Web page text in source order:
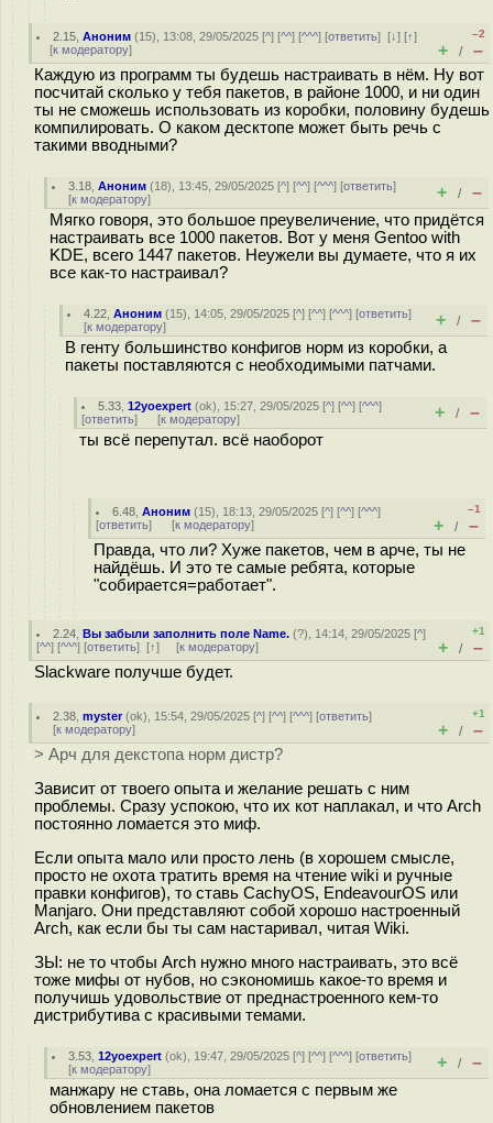
2.15 ,Аноним (15), 13:08, 29/05/2025 [^] [^^] [^^^] [ответить][↓] [↑]
[к модератору]
–2
+ / –
Каждую из программ ты будешь настраивать в нём. Ну вот
посчитай сколько у тебя пакетов, в районе 1000, и ни один
ты не сможешь использовать из коробки, половину будешь
компилировать. О каком десктопе может быть речь с
такими вводными?
3.18 ,Аноним (18), 13:45, 29/05/2025 [^] [^^] [^^^] [ответить]
[к модератору] + / –
Мягко говоря, это большое преувеличение, что придётся
настраивать все 1000 пакетов. Вот у меня Gentoo with
KDE, всего 1447 пакетов. Неужели вы думаете, что я их
все как-то настраивал?
4.22 ,Аноним (15), 14:05, 29/05/2025 [^] [^^] [^^^] [ответить]
[к модератору] + / –
В генту большинство конфигов норм из коробки, а
пакеты поставляются с необходимыми патчами.
5.33 ,12yoexpert (ok), 15:27, 29/05/2025 [^] [^^] [^^^]
[ответить] [к модератору] + / –
ты всё перепутал. всё наоборот
6.48 ,Аноним (15), 18:13, 29/05/2025 [^] [^^] [^^^]
[ответить] [к модератору]
–1
+ / –
Правда, что ли? Хуже пакетов, чем в арче, ты не
найдёшь. И это те самые ребята, которые
"собирается=работает".
2.24 ,Вы забыли заполнить поле Name. (?), 14:14, 29/05/2025 [^]
[^^] [^^^] [ответить] [↑] [к модератору]
+1
+ / –
Slackware получше будет.
2.38 ,myster(ok), 15:54, 29/05/2025 [^] [^^] [^^^] [ответить]
[к модератору]
+1
+ / –
> Арч для декстопа норм дистр?
Зависит от твоего опыта и желание решать с ним
проблемы. Сразу успокою, что их кот наплакал, и что Arch
постоянно ломается это миф.
Если опыта мало или просто лень (в хорошем смысле,
просто не охота тратить время на чтение wiki и ручные
правки конфигов), то ставь CachyOS, EndeavourOS или
Manjaro. Они представляют собой хорошо настроенный
Arch, как если бы ты сам настаривал, читая Wiki.
ЗЫ: не то чтобы Arch нужно много настраивать, это всё
тоже мифы от нубов, но сэкономишь какое-то время и
получишь удовольствие от преднастроенного кем-то
дистрибутива с красивыми темами.
3.53 ,12yoexpert (ok), 19:47, 29/05/2025 [^] [^^] [^^^] [ответить]
[к модератору] + / –
манжару не ставь, она ломается с первым же
обновлением пакетов